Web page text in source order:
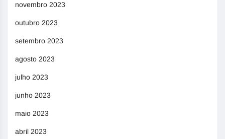
novembro 2023
outubro 2023
setembro 2023
agosto 2023
julho 2023
junho 2023
maio 2023
abril 2023